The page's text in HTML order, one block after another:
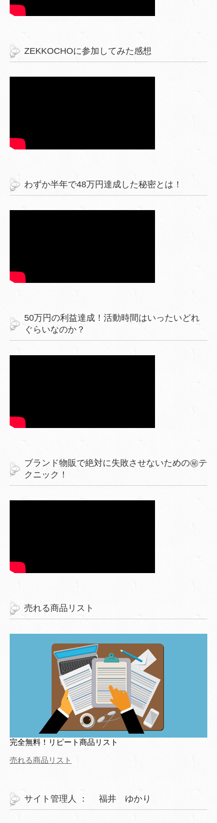
ZEKKOCHOに参加してみた感想
わずか半年で48万円達成した秘密とは！
50万円の利益達成！活動時間はいったいどれ
ぐらいなのか？
ブランド物販で絶対に失敗させないための㊙︎テ
クニック！
売れる商品リスト
完全無料！リピート商品リスト
売れる商品リスト
サイト管理人 ： 福井 ゆかり